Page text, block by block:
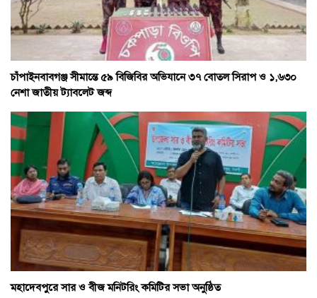
চাঁপাইনবাবগঞ্জ সীমান্তে ৫৯ বিজিবির অভিযানে ৩৭ বোতল সিরাপ ও ১,৬৩০
নেশা জাতীয় ট্যাবলেট জব্দ
মহাদেবপুরে সার ও বীজ মনিটরিং কমিটির সভা অনুষ্ঠিত